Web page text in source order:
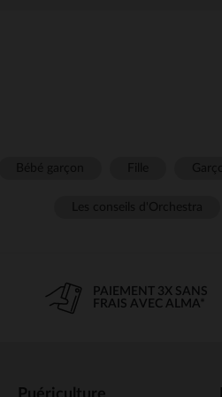
PAIEMENT 3X SANS
FRAIS AVEC ALMA*